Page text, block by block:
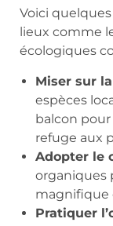
Voici
lieux comme
écologiques
Miser sur
espèces
balcon
refuge aux
Adopter le
organiques
magnifique
Pratiquer